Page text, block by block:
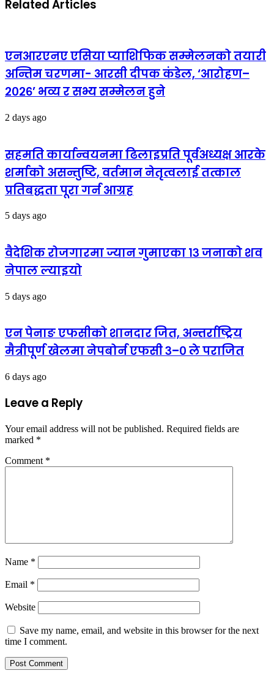
Related Articles
एनआरएनए एसिया प्याशिफिक सम्मेलनको तयारी
अन्तिम चरणमा- आरसी दीपक कंडेल, ‘आरोहण–
२०२६’ भव्य र सभ्य सम्मेलन हुने
2 days ago
सहमति कार्यान्वयनमा ढिलाइप्रति पूर्वअध्यक्ष आरके
शर्माको असन्तुष्टि, वर्तमान नेतृत्वलाई तत्काल
प्रतिबद्धता पूरा गर्न आग्रह
5 days ago
वैदेशिक रोजगारमा ज्यान गुमाएका १३ जनाको शव
नेपाल ल्याइयो
5 days ago
एन पेनाङ एफसीको शानदार जित, अन्तर्राष्ट्रिय
मैत्रीपूर्ण खेलमा नेपबोर्न एफसी ३–० ले पराजित
6 days ago
Leave a Reply
Your email address will not be published. Required fields are
marked *
Comment *
Name *
Email *
Website
Save my name, email, and website in this browser for the next
time I comment.